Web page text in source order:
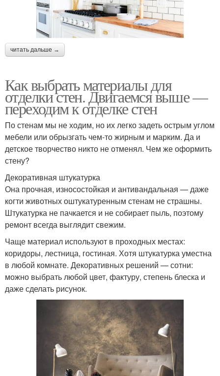
читать дальше →
Как выбрать материалы для
отделки стен. Двигаемся выше —
переходим к отделке стен
По стенам мы не ходим, но их легко задеть острым углом
мебели или обрызгать чем-то жирным и марким. Да и
детское творчество никто не отменял. Чем же оформить
стену?
Декоративная штукатурка
Она прочная, износостойкая и антивандальная — даже
когти животных оштукатуренным стенам не страшны.
Штукатурка не пачкается и не собирает пыль, поэтому
ремонт всегда выглядит свежим.
Чаще материал используют в проходных местах:
коридоры, лестница, гостиная. Хотя штукатурка уместна
в любой комнате. Декоративных решений — сотни:
можно выбрать любой цвет, фактуру, степень блеска и
даже сделать рисунок.